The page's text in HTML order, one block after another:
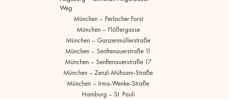
Weg
München – Perlacher Forst
München – Flößergasse
München – Ganzenmüllerstraße
München – Senftenauerstraße 11
München – Senftenauerstraße 17
München – Zenzl-Mühsam-Straße
München – Irma-Wenke-Straße
Hamburg – St. Pauli